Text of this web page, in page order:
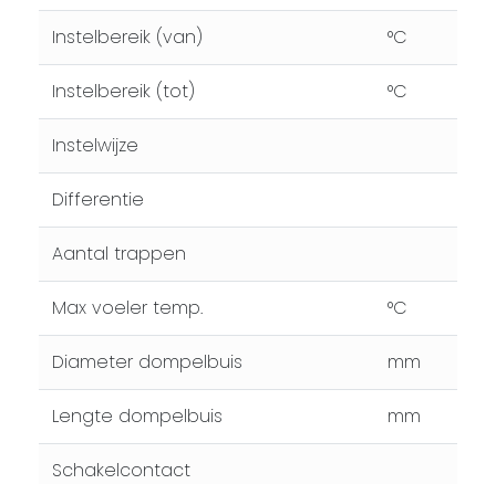
Instelbereik (van) °C
Instelbereik (tot) °C
Instelwijze
Differentie
Aantal trappen
Max voeler temp. °C
Diameter dompelbuis mm
Lengte dompelbuis mm
Schakelcontact